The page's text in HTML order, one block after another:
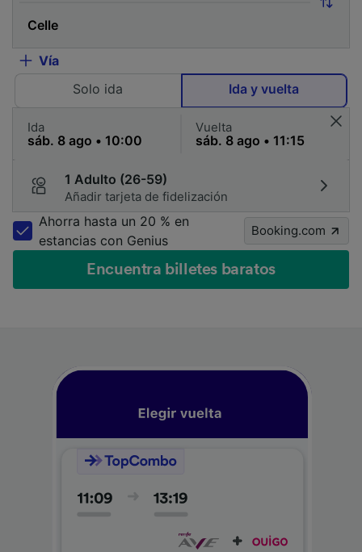
Vía
Solo ida
Ida y vuelta
Ida Vuelta
1 Adulto (26-59)
Añadir tarjeta de fidelización
Ahorra hasta un 20 % en
estancias con Genius
Booking.com
Encuentra billetes baratos